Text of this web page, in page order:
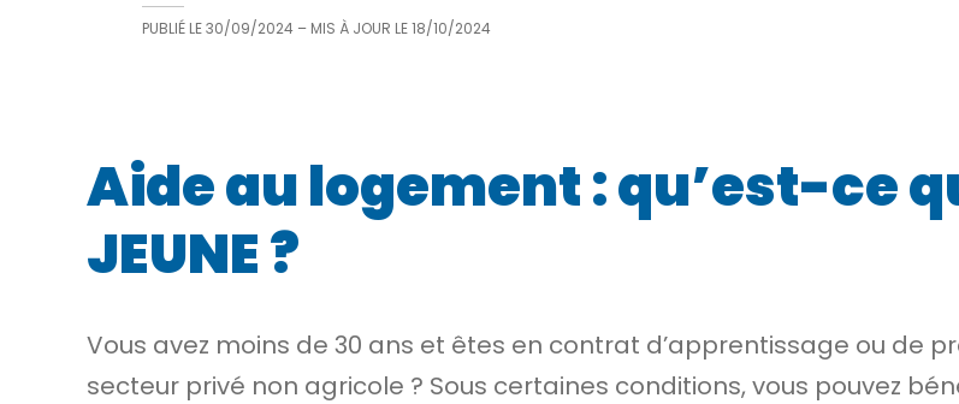
PUBLIÉ LE30/09/2024 – MIS À JOUR LE18/10/2024
Aide au logement : qu’est-ce
JEUNE ?
Vous avez moins de 30 ans et êtes en contrat d’apprentissage ou de
secteur privé non agricole ? Sous certaines conditions, vous pouvez